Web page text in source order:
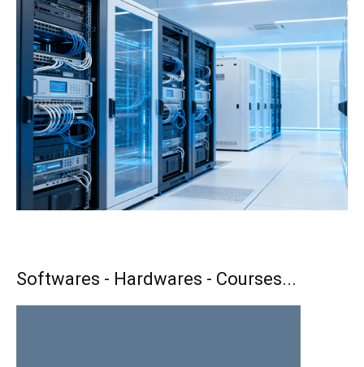
Softwares - Hardwares - Courses...